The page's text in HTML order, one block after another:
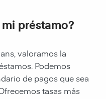
préstamo?
valoramos la
Podemos
de pagos que sea
tasas más